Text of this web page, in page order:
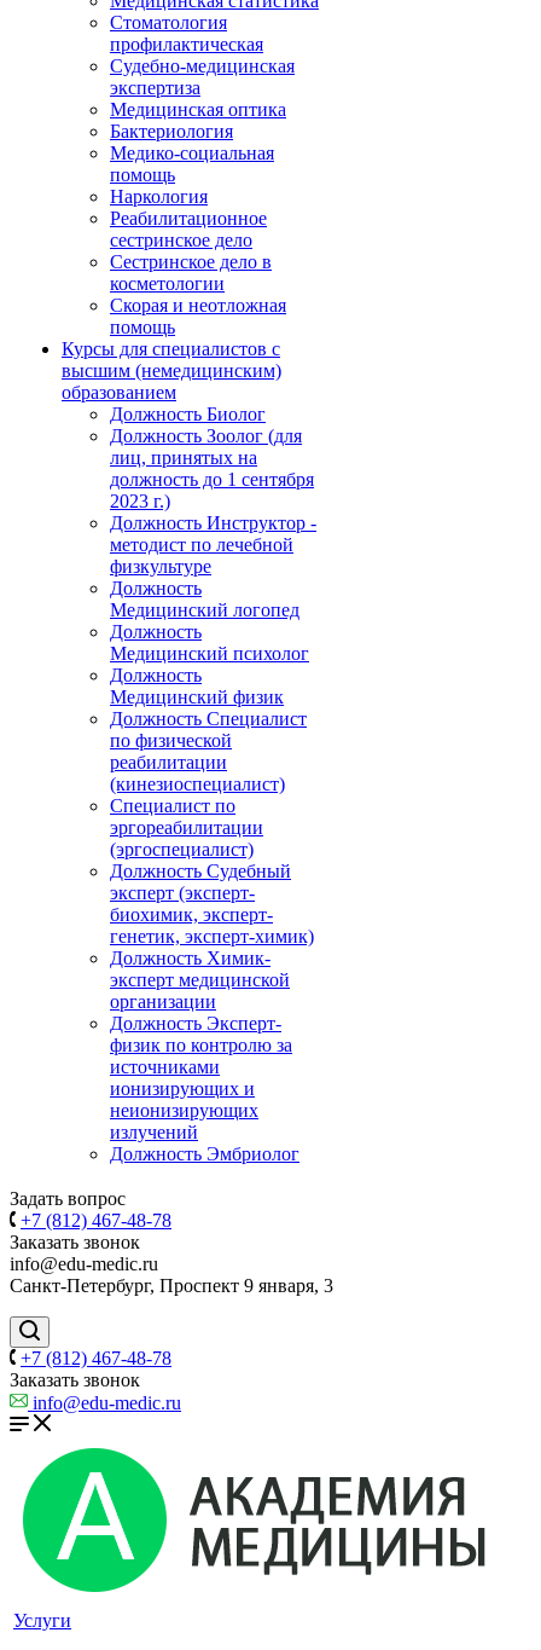
Стоматология
профилактическая
Судебно-медицинская
экспертиза
Медицинская оптика
Бактериология
Медико-социальная
помощь
Наркология
Реабилитационное
сестринское дело
Сестринское дело в
косметологии
Скорая и неотложная
помощь
Курсы для специалистов с
высшим (немедицинским)
образованием
Должность Биолог
Должность Зоолог (для
лиц, принятых на
должность до 1 сентября
2023 г.)
Должность Инструктор -
методист по лечебной
физкультуре
Должность
Медицинский логопед
Должность
Медицинский психолог
Должность
Медицинский физик
Должность Специалист
по физической
реабилитации
(кинезиоспециалист)
Специалист по
эргореабилитации
(эргоспециалист)
Должность Судебный
эксперт (эксперт-
биохимик, эксперт-
генетик, эксперт-химик)
Должность Химик-
эксперт медицинской
организации
Должность Эксперт-
физик по контролю за
источниками
ионизирующих и
неионизирующих
излучений
Должность Эмбриолог
Задать вопрос
+7 (812) 467-48-78
Заказать звонок
info@edu-medic.ru
Санкт-Петербург, Проспект 9 января, 3
+7 (812) 467-48-78
Заказать звонок
info@edu-medic.ru
Услуги